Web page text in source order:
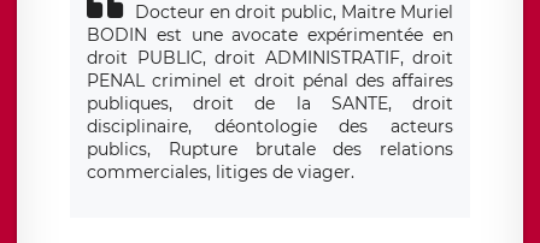
Docteur en droit public, Maitre Muriel
BODIN est une avocate expérimentée en
droit PUBLIC, droit ADMINISTRATIF, droit
PENAL criminel et droit pénal des affaires
publiques, droit de la SANTE, droit
disciplinaire, déontologie des acteurs
publics, Rupture brutale des relations
commerciales, litiges de viager.